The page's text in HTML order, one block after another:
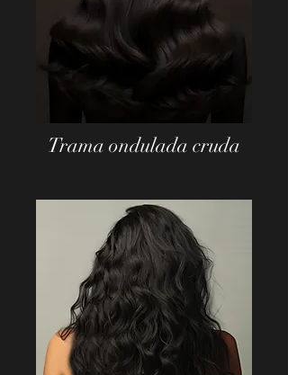
Trama ondulada cruda